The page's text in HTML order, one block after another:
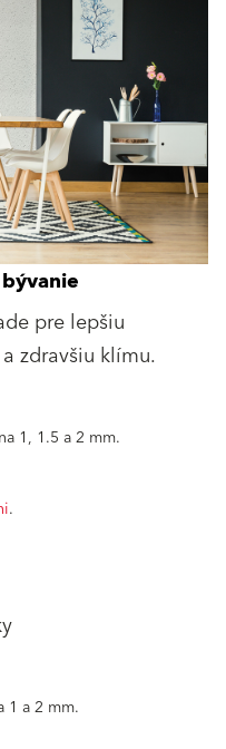
pre lepšiu
zdravšiu klímu.
1, 1.5 a 2 mm.
.
1 a 2 mm.